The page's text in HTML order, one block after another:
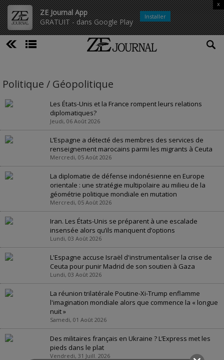
ZE Journal App
GRATUIT - dans Google Play
x
Installer
Politique / Géopolitique
Les États-Unis et la France rompent leurs relations
diplomatiques?
Jeudi, 06 Août 2026
L’Espagne a détecté des membres des services de
renseignement marocains parmi les migrants à Ceuta
Mercredi, 05 Août 2026
La diplomatie de défense indonésienne en Europe
orientale : une stratégie multipolaire au milieu de la
géométrie politique mondiale en mutation
Mercredi, 05 Août 2026
Iran. Les États-Unis se préparent à une escalade
insensée alors qu’ils manquent d’options
Lundi, 03 Août 2026
L'Espagne accuse Israël d'instrumentaliser la crise de
Ceuta pour punir Madrid de son soutien à Gaza
Lundi, 03 Août 2026
La réunion trilatérale Poutine-Xi-Trump enflamme
l'imagination mondiale alors que commence la « longue
nuit »
Samedi, 01 Août 2026
Des militaires français en Ukraine ? L’Express met les
pieds dans le plat
Vendredi, 31 Juill. 2026